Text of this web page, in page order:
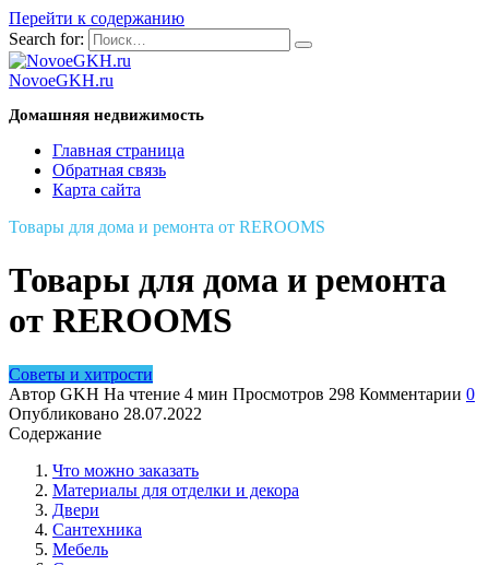
Перейти к содержанию
Search for:
NovoeGKH.ru
Домашняя недвижимость
Главная страница
Обратная связь
Карта сайта
Товары для дома и ремонта от REROOMS
Товары для дома и ремонта
от REROOMS
Советы и хитрости
Автор GKH На чтение 4 мин Просмотров 298 Комментарии 0
Опубликовано 28.07.2022
Содержание
Что можно заказать
Материалы для отделки и декора
Двери
Сантехника
Мебель